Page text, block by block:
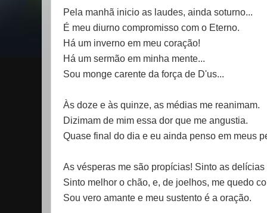
Pela manhã inicio as laudes, ainda soturno...
É meu diurno compromisso com o Eterno.
Há um inverno em meu coração!
Há um sermão em minha mente...
Sou monge carente da força de D'us...
Às doze e às quinze, as médias me reanimam.
Dizimam de mim essa dor que me angustia.
Quase final do dia e eu ainda penso em meus
As vésperas me são propícias! Sinto as
Sinto melhor o chão, e, de joelhos, me quedo
Sou vero amante e meu sustento é a oração.